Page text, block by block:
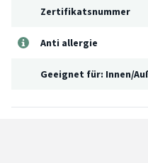
Zertifikatsnummer
Anti allergie
Geeignet für: Innen/